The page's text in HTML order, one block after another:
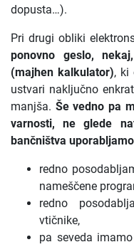
dopusta…).
Pri drugi obliki
ponovno geslo,
(majhen kalkulator), ki
ustvari naključno
manjša. Še vedno pa
varnosti, ne glede
bančništva
redno
nameščene
redno
vtičnike,
pa seveda